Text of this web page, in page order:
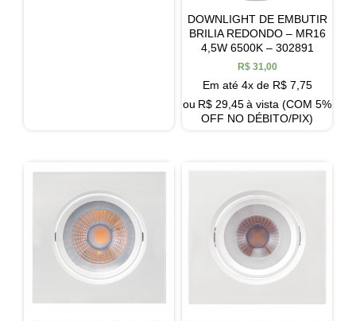
DOWNLIGHT DE EMBUTIR
BRILIA REDONDO – MR16
4,5W 6500K – 302891
R$31,00
Em até 4x de R$7,75
ou R$ 29,45à vista (COM 5%
OFF NO DÉBITO/PIX)